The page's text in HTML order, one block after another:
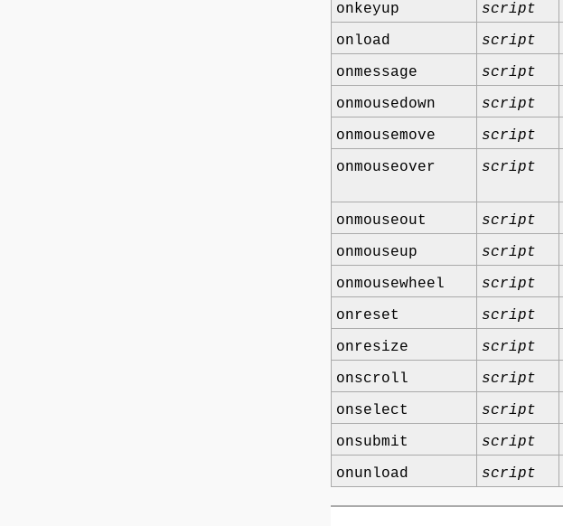
onkeyup
script
onload
script
onmessage
script
onmousedown
script
onmousemove
script
onmouseover
script
onmouseout script
onmouseup
script
onmousewheel
script
onreset
script
onresize
script
onscroll
script
onselect
script
onsubmit
script
onunload
script